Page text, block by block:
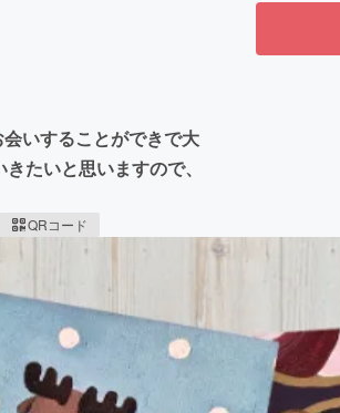
いすることができで大
たいと思いますので、
QRコード